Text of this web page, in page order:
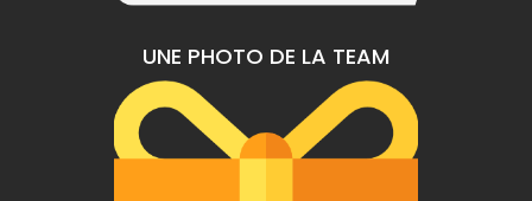
UNE PHOTO DE LA TEAM